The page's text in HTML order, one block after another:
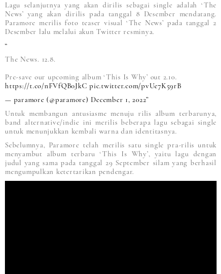
Lagu selanjutnya yang akan dirilis sebagai single adalah ‘The
News’ yang akan dirilis pada tanggal 8 Desember mendatang.
Paramore merilis foto teaser visual ‘The News’ pada tanggal 2
Desember lalu melalui akun Twitter resminya.
The News. 12.8.
Pre-save our upcoming album ‘This Is Why’ out 2.10.
https://t.co/nFVfQB0JkC pic.twitter.com/pvUe7K59rB
— paramore (@paramore)December 1, 2022
Untuk membangun antusiasme menuju rilis album terbarunya,
band alternative/indie ini merilis beberapa lagu sebagai single
untuk menunjukkan kembali warna dan identitasnya.
Sebelumnya, Paramore telah merilis satu single pra-rilis untuk
menyambut album terbaru ‘This Is Why’, yaitu lagu dengan
judul yang sama pada tanggal 29 September silam yang berhasil
mengumpulkan ketertarikan pendengar.